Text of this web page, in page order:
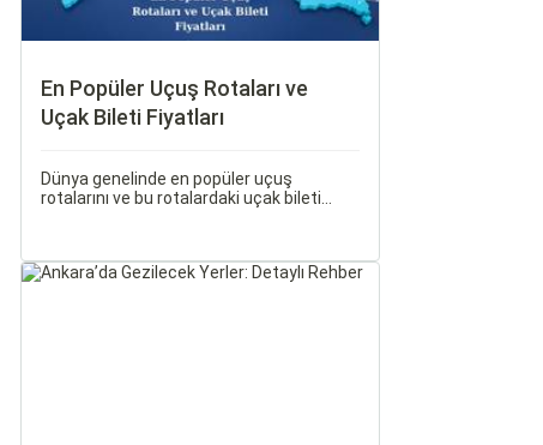
En Popüler Uçuş Rotaları ve
Uçak Bileti Fiyatları
Dünya genelinde en popüler uçuş
rotalarını ve bu rotalardaki uçak bileti
değişebilir; bunlar arasında ekonomik